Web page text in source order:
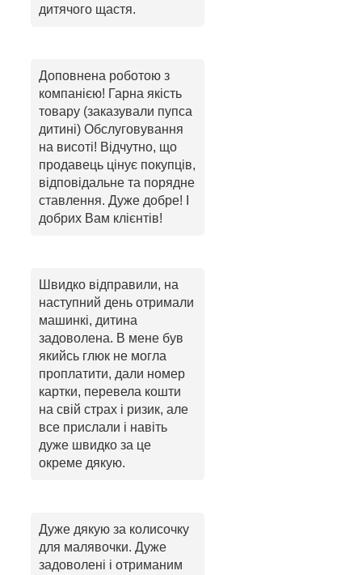
дитячого щастя.
Доповнена роботою з
компанією! Гарна якість
товару (заказували пупса
дитині) Обслуговування
на висоті! Відчутно, що
продавець цінує покупців,
відповідальне та порядне
ставлення. Дуже добре! І
добрих Вам клієнтів!
Швидко відправили, на
наступний день отримали
машинкі, дитина
задоволена. В мене був
якийсь глюк не могла
проплатити, дали номер
картки, перевела кошти
на свій страх і ризик, але
все прислали і навіть
дуже швидко за це
окреме дякую.
Дуже дякую за колисочку
для малявочки. Дуже
задоволені і отриманим